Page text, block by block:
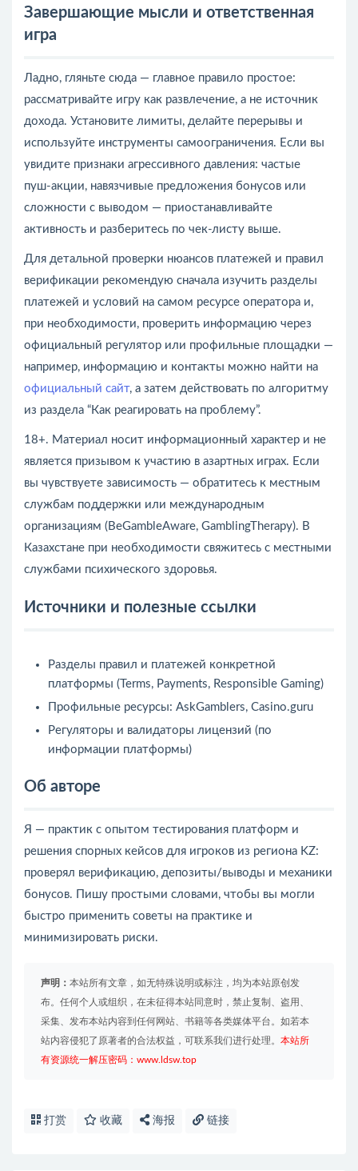
Завершающие мысли и ответственная
игра
Ладно, гляньте сюда — главное правило простое:
рассматривайте игру как развлечение, а не источник
дохода. Установите лимиты, делайте перерывы и
используйте инструменты самоограничения. Если вы
увидите признаки агрессивного давления: частые
пуш‑акции, навязчивые предложения бонусов или
сложности с выводом — приостанавливайте
активность и разберитесь по чек‑листу выше.
Для детальной проверки нюансов платежей и правил
верификации рекомендую сначала изучить разделы
платежей и условий на самом ресурсе оператора и,
при необходимости, проверить информацию через
официальный регулятор или профильные площадки —
например, информацию и контакты можно найти на
официальный сайт, а затем действовать по алгоритму
из раздела “Как реагировать на проблему”.
18+. Материал носит информационный характер и не
является призывом к участию в азартных играх. Если
вы чувствуете зависимость — обратитесь к местным
службам поддержки или международным
организациям (BeGambleAware, GamblingTherapy). В
Казахстане при необходимости свяжитесь с местными
службами психического здоровья.
Источники и полезные ссылки
Разделы правил и платежей конкретной
платформы (Terms, Payments, Responsible Gaming)
Профильные ресурсы: AskGamblers, Casino.guru
Регуляторы и валидаторы лицензий (по
информации платформы)
Об авторе
Я — практик с опытом тестирования платформ и
решения спорных кейсов для игроков из региона KZ:
проверял верификацию, депозиты/выводы и механики
бонусов. Пишу простыми словами, чтобы вы могли
быстро применить советы на практике и
минимизировать риски.
声明： 本站所有文章，如无特殊说明或标注，均为本站原创发
布。任何个人或组织，在未征得本站同意时，禁止复制、盗用、
采集、发布本站内容到任何网站、书籍等各类媒体平台。如若本
站内容侵犯了原著者的合法权益，可联系我们进行处理。 本站所
有资源统一解压密码：www.ldsw.top
打赏 收藏 海报 链接